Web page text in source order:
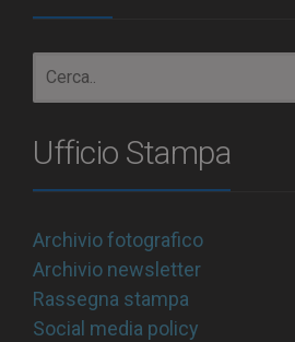
Ufficio Stampa
Archivio fotografico
Archivio newsletter
Rassegna stampa
Social media policy